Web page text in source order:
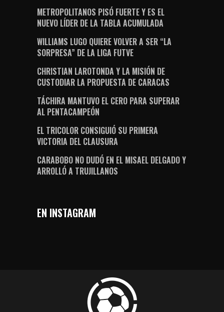
METROPOLITANOS PISÓ FUERTE Y ES EL
NUEVO LÍDER DE LA TABLA ACUMULADA
WILLIAMS LUGO QUIERE VOLVER A SER “LA
SORPRESA” DE LA LIGA FUTVE
CHRISTIAN LAROTONDA Y LA MISIÓN DE
CUSTODIAR LA PROPUESTA DE CARACAS
TÁCHIRA MANTUVO EL CERO PARA SUPERAR
AL PENTACAMPEÓN
EL TRICOLOR CONSIGUIÓ SU PRIMERA
VICTORIA DEL CLAUSURA
CARABOBO NO DUDÓ EN EL MISAEL DELGADO Y
ARROLLÓ A TRUJILLANOS
EN INSTAGRAM